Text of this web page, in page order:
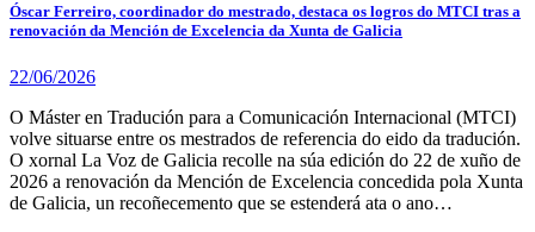
Óscar Ferreiro, coordinador do mestrado, destaca os logros do MTCI tras a
renovación da Mención de Excelencia da Xunta de Galicia
22/06/2026
O Máster en Tradución para a Comunicación Internacional (MTCI)
volve situarse entre os mestrados de referencia do eido da tradución.
O xornal La Voz de Galicia recolle na súa edición do 22 de xuño de
2026 a renovación da Mención de Excelencia concedida pola Xunta
de Galicia, un recoñecemento que se estenderá ata o ano…